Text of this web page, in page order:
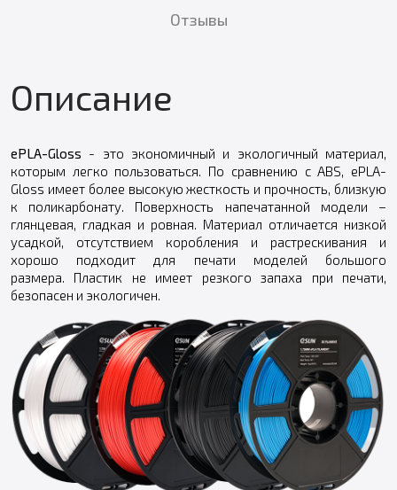
Отзывы
Описание
ePLA-Gloss - это экономичный и экологичный материал,
которым легко пользоваться. По сравнению с ABS, ePLA-
Gloss имеет более высокую жесткость и прочность, близкую
к поликарбонату. Поверхность напечатанной модели –
глянцевая, гладкая и ровная. Материал отличается низкой
усадкой, отсутствием коробления и растрескивания и
хорошо подходит для печати моделей большого
размера. Пластик не имеет резкого запаха при печати,
безопасен и экологичен.